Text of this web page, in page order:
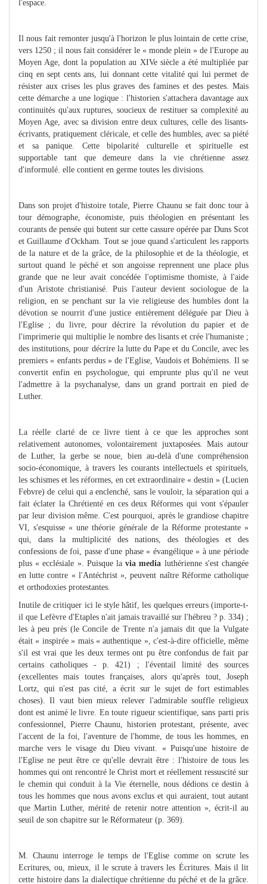
l'espace.
Il nous fait remonter jusqu'à l'horizon le plus lointain de cette crise,
vers 1250 ; il nous fait considérer le « monde plein » de l'Europe au
Moyen Age, dont la population au XIVe siècle a été multipliée par
cinq en sept cents ans, lui donnant cette vitalité qui lui permet de
résister aux crises les plus graves des famines et des pestes. Mais
cette démarche a une logique : l'historien s'attachera davantage aux
continuités qu'aux ruptures, soucieux de restituer sa complexité au
Moyen Age, avec sa division entre deux cultures, celle des lisants-
écrivants, pratiquement cléricale, et celle des humbles, avec sa piété
et sa panique. Cette bipolarité culturelle et spirituelle est
supportable tant que demeure dans la vie chrétienne assez
d'informulé. elle contient en germe toutes les divisions.
Dans son projet d'histoire totale, Pierre Chaunu se fait donc tour à
tour démographe, économiste, puis théologien en présentant les
courants de pensée qui butent sur cette cassure opérée par Duns Scot
et Guillaume d'Ockham. Tout se joue quand s'articulent les rapports
de la nature et de la grâce, de la philosophie et de la théologie, et
surtout quand le péché et son angoisse reprennent une place plus
grande que ne leur avait concédée l'optimisme thomiste, à l'aide
d'un Aristote christianisé. Puis l'auteur devient sociologue de la
religion, en se penchant sur la vie religieuse des humbles dont la
dévotion se nourrit d'une justice entièrement déléguée par Dieu à
l'Eglise ; du livre, pour décrire la révolution du papier et de
l'imprimerie qui multiplie le nombre des lisants et crée l'humaniste ;
des institutions, pour décrire la lutte du Pape et du Concile, avec les
premiers « enfants perdus » de l'Eglise, Vaudois et Bohémiens. Il se
convertit enfin en psychologue, qui emprunte plus qu'il ne veut
l'admettre à la psychanalyse, dans un grand portrait en pied de
Luther.
La réelle clarté de ce livre tient à ce que les approches sont
relativement autonomes, volontairement juxtaposées. Mais autour
de Luther, la gerbe se noue, bien au-delà d'une compréhension
socio-économique, à travers les courants intellectuels et spirituels,
les schismes et les réformes, en cet extraordinaire « destin » (Lucien
Febvre) de celui qui a enclenché, sans le vouloir, la séparation qui a
fait éclater la Chrétienté en ces deux Réformes qui vont s'épauler
par leur division même. C'est pourquoi, après le grandiose chapitre
VI, s'esquisse « une théorie générale de la Réforme protestante »
qui, dans la multiplicité des nations, des théologies et des
confessions de foi, passe d'une phase « évangélique » à une période
plus « ecclésiale ». Puisque lavia media luthérienne s'est changée
en lutte contre « l'Antéchrist », peuvent naître Réforme catholique
et orthodoxies protestantes.
Inutile de critiquer ici le style hâtif, les quelques erreurs (importe-t-
il que Lefèvre d'Etaples n'ait jamais travaillé sur l'hébreu ? p. 334) ;
les à peu près (le Concile de Trente n'a jamais dit que la Vulgate
était « inspirée » mais « authentique », c'est-à-dire officielle, même
s'il est vrai que les deux termes ont pu être confondus de fait par
certains catholiques - p. 421) ; l'éventail limité des sources
(excellentes mais toutes françaises, alors qu'après tout, Joseph
Lortz, qui n'est pas cité, a écrit sur le sujet de fort estimables
choses). Il vaut bien mieux relever l'admirable souffle religieux
dont est animé le livre. En toute rigueur scientifique, sans parti pris
confessionnel, Pierre Chaunu, historien protestant, présente, avec
l'accent de la foi, l'aventure de l'homme, de tous les hommes, en
marche vers le visage du Dieu vivant. « Puisqu'une histoire de
l'Eglise ne peut être ce qu'elle devrait être : l'histoire de tous les
hommes qui ont rencontré le Christ mort et réellement ressuscité sur
le chemin qui conduit à la Vie éternelle, nous dédions ce destin à
tous les hommes que nous avons exclus et qui auraient, tout autant
que Martin Luther, mérité de retenir notre attention », écrit-il au
seuil de son chapitre sur le Réformateur (p. 369).
M. Chaunu interroge le temps de l'Eglise comme on scrute les
Ecritures, ou, mieux, il le scrute à travers les Écritures. Mais il lit
cette histoire dans la dialectique chrétienne du péché et de la grâce.